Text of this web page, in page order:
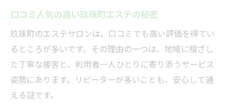
口コミ人気の高い玖珠町エステの秘密
玖珠町のエステサロンは、口コミでも高い評価を得てい
るところが多いです。その理由の一つは、地域に根ざし
た丁寧な接客と、利用者一人ひとりに寄り添うサービス
姿勢にあります。リピーターが多いことも、安心して通
える証です。